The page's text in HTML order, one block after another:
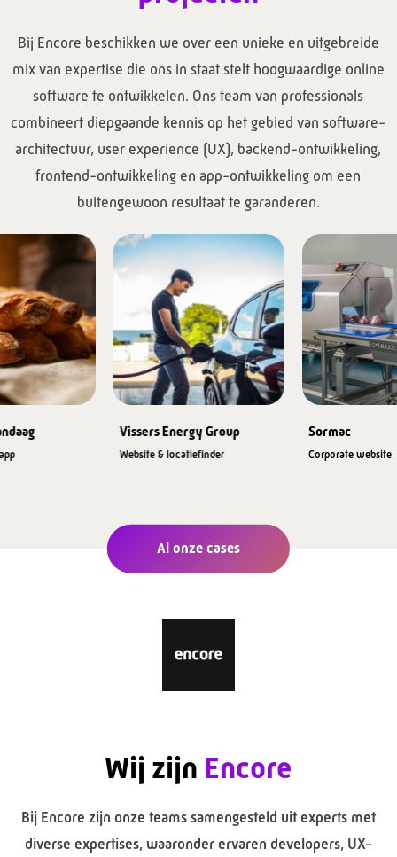
Bij Encore beschikken we over een unieke en uitgebreide
mix van expertise die ons in staat stelt hoogwaardige online
software te ontwikkelen. Ons team van professionals
combineert diepgaande kennis op het gebied van software-
architectuur, user experience (UX), backend-ontwikkeling,
frontend-ontwikkeling en app-ontwikkeling om een
buitengewoon resultaat te garanderen.
Vissers Energy Group
Website & locatiefinder
Sormac
Corporate website
Al onze cases
Wij zijn Encore
Bij Encore zijn onze teams samengesteld uit experts met
diverse expertises, waaronder ervaren developers, UX-